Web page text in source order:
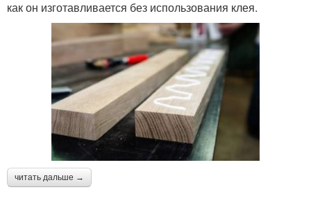
как он изготавливается без использования клея.
читать дальше →